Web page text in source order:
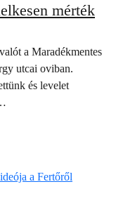
mérték
a Maradékmentes
utcai oviban.
és levelet